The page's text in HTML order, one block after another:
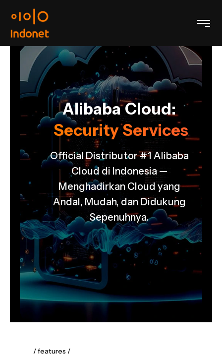
Alibaba Cloud:
Security Services
Official Distributor #1 Alibaba
Cloud di Indonesia —
Menghadirkan Cloud yang
Andal, Mudah, dan Didukung
Sepenuhnya.
features